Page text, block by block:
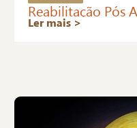
Reabilitação Pós
Ler mais >